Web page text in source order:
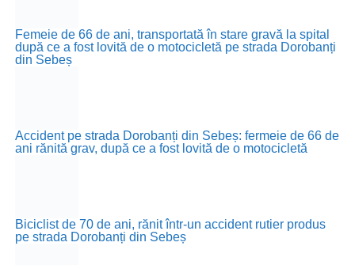
Femeie de 66 de ani, transportată în stare gravă la spital
după ce a fost lovită de o motocicletă pe strada Dorobanți
din Sebeș
Accident pe strada Dorobanți din Sebeș: fermeie de 66 de
ani rănită grav, după ce a fost lovită de o motocicletă
Biciclist de 70 de ani, rănit într-un accident rutier produs
pe strada Dorobanți din Sebeș